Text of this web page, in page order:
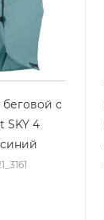
беговой с
SKY 4